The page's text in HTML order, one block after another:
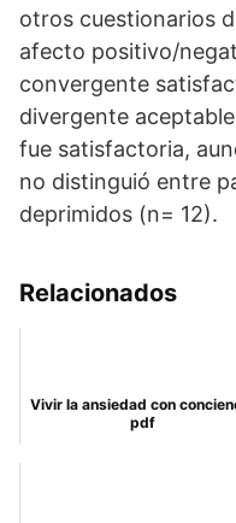
otros cuestionarios
afecto positivo/
convergente
divergente
fue satisfactoria,
no distinguió entre
deprimidos (n= 12).
Relacionados
Vivir la ansiedad con
pdf